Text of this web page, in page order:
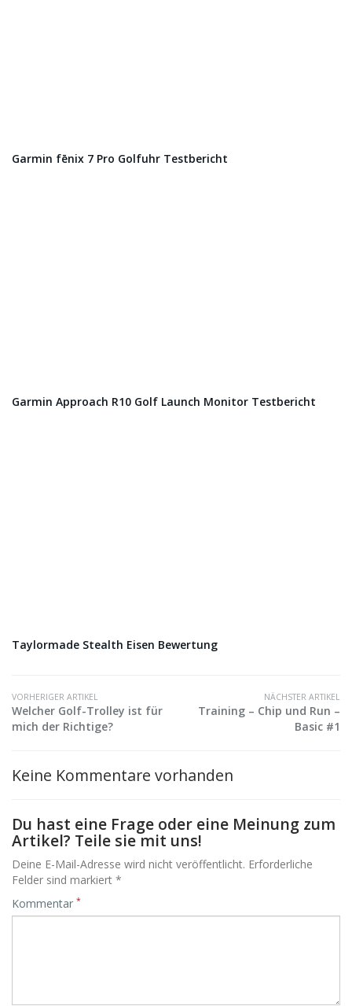
Garmin fēnix 7 Pro Golfuhr Testbericht
Garmin Approach R10 Golf Launch Monitor Testbericht
Taylormade Stealth Eisen Bewertung
VORHERIGER ARTIKEL
Welcher Golf-Trolley ist für
mich der Richtige?
NÄCHSTER ARTIKEL
Training – Chip und Run –
Basic #1
Keine Kommentare vorhanden
Du hast eine Frage oder eine Meinung zum
Artikel? Teile sie mit uns!
Deine E-Mail-Adresse wird nicht veröffentlicht. Erforderliche
Felder sind markiert *
Kommentar *